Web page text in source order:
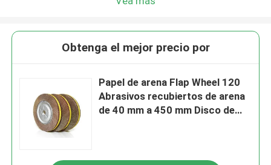
Obtenga el mejor precio por
Papel de arena Flap Wheel 120
Abrasivos recubiertos de arena
de 40 mm a 450 mm Disco de